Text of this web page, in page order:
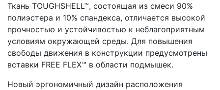
Ткань TOUGHSHELL™, состоящая из смеси 90%
полиэстера и 10% спандекса, отличается высокой
прочностью и устойчивостью к неблагоприятным
условиям окружающей среды. Для повышения
свободы движения в конструкции предусмотрены
вставки FREE FLEX™ в области подмышек.
Новый эргономичный дизайн расположения